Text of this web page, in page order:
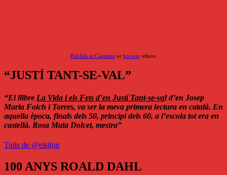
Publish at Calaméo or browseothers.
“JUSTÍ TANT-SE-VAL”
“El llibre La Vida i els Fets d’en Justí Tant-se-val d’en Josep
Maria Folch i Torres, va ser la meva primera lectura en català. En
aquella època, finals dels 50, principi dels 60, a l’escola tot era en
castellà. Rosa Mata Dolcet, mestra”
Tuits de @elsitjar
100 ANYS ROALD DAHL